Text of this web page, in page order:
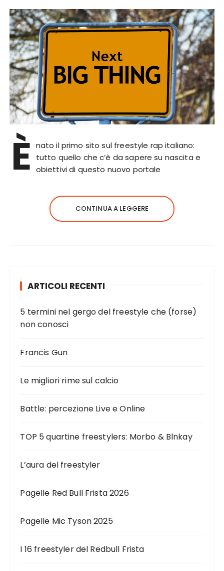
È nato il primo sito sul freestyle rap italiano:
tutto quello che c’è da sapere su nascita e
obiettivi di questo nuovo portale
CONTINUA A LEGGERE
ARTICOLI RECENTI
5 termini nel gergo del freestyle che (forse)
non conosci
Francis Gun
Le migliori rime sul calcio
Battle: percezione Live e Online
TOP 5 quartine freestylers: Morbo & Blnkay
L’aura del freestyler
Pagelle Red Bull Frista 2026
Pagelle Mic Tyson 2025
I 16 freestyler del Redbull Frista